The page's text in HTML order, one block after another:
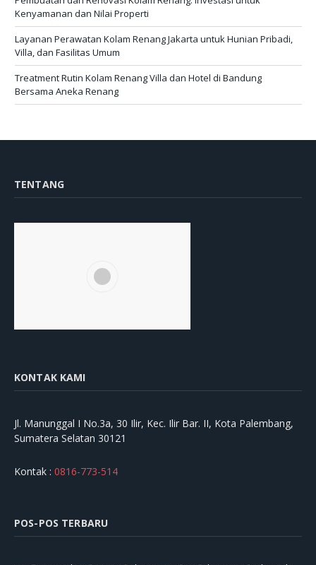
Kenyamanan dan Nilai Properti
Layanan Perawatan Kolam Renang Jakarta untuk Hunian Pribadi,
Villa, dan Fasilitas Umum
Treatment Rutin Kolam Renang Villa dan Hotel di Bandung
Bersama Aneka Renang
TENTANG
KONTAK KAMI
Jl. Manunggal I No.3a, 30 Ilir, Kec. Ilir Bar. II, Kota Palembang,
Sumatera Selatan 30121
Kontak : 0816-773-514
POS-POS TERBARU